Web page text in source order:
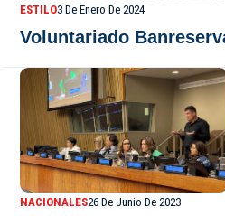
ESTILO3 De Enero De 2024
Voluntariado
NACIONALES26 De Junio De 2023